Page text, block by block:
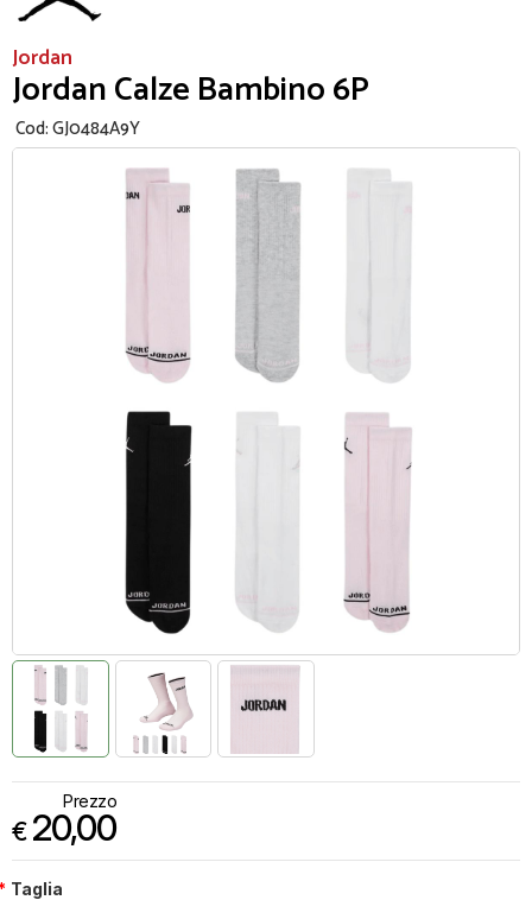
Jordan
Jordan Calze Bambino 6P
Cod:GJ0484A9Y
Prezzo
€ 20,00
Taglia